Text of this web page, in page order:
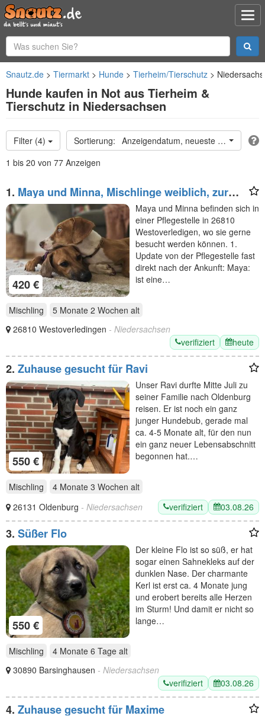
Snautz.de Tiermarkt Hunde Tierheim/Tierschutz
Hunde kaufen in Not aus Tierheim &
Tierschutz in Niedersachsen
Filter (4)
Anzeigendatum, neueste oben
1 bis 20 von 77 Anzeigen
1. Maya und Minna, Mischlinge weiblich, zur
Pflege in 26810 Westoverledigen
420 €
Maya und Minna befinden sich in
einer Pflegestelle in 26810
Westoverledigen, wo sie gerne
besucht werden können. 1.
Update von der Pflegestelle fast
direkt nach der Ankunft: Maya:
ist eine…
Mischling 5 Monate 2 Wochen alt
26810 Westoverledingen - Niedersachsen
verifiziert
heute
2. Zuhause gesucht für Ravi
550 €
Unser Ravi durfte Mitte Juli zu
seiner Familie nach Oldenburg
reisen. Er ist noch ein ganz
junger Hundebub, gerade mal
ca. 4-5 Monate alt, für den nun
ein ganz neuer Lebensabschnitt
begonnen hat.…
Mischling 4 Monate 3 Wochen alt
26131 Oldenburg - Niedersachsen verifiziert 03.08.26
3. Süßer Flo
550 €
Der kleine Flo ist so süß, er hat
sogar einen Sahnekleks auf der
dunklen Nase. Der charmante
Kerl ist erst ca. 4 Monate jung
und erobert bereits alle Herzen
im Sturm! Und damit er nicht so
lange…
Mischling 4 Monate 6 Tage alt
30890 Barsinghausen - Niedersachsen
verifiziert
03.08.26
4. Zuhause gesucht für Maxime